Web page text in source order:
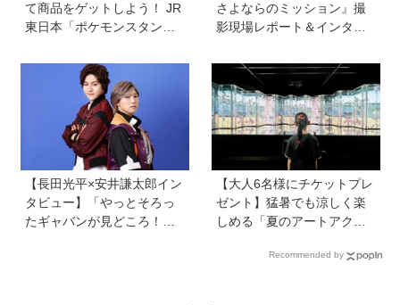
て商品をゲットしよう！ JR
東日本「ポケモンスタンプ
（木）から首都圏36駅で開
さよならのミッション』撮
影現場レポート＆インタビ
【長田光平×安井謙太郎イン
タビュー】「やっとそろっ
たギャバンが見どころ！」
【大人6名様にチケットプレ
ゼント】猛暑でも涼しく楽
しめる「夏のアートアクア
人1名で小学生以下は2名ま
Recommended by